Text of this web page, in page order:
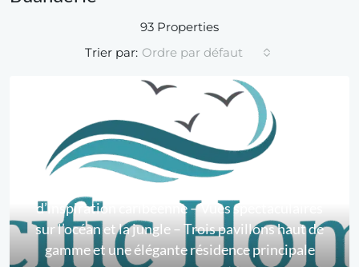
93 Properties
Trier par: Ordre par défaut
Villa Caribe & Lodge – Retraite de luxe
d’inspiration caribéenne – Vues spectaculaires
sur l’océan et la jungle – Trois pavillons haut de
gamme et une élégante résidence principale